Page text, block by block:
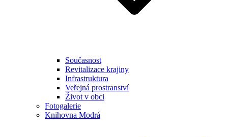
Současnost
Revitalizace krajiny
Infrastruktura
Veřejná prostranství
Život v obci
Fotogalerie
Knihovna Modrá